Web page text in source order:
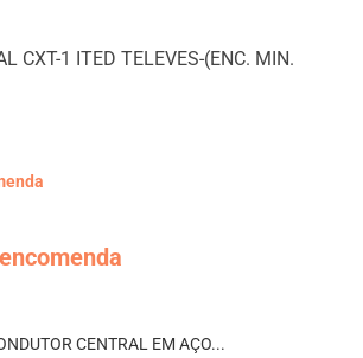
CXT-1 ITED TELEVES-(ENC. MIN.
CENTRAL EM AÇO...